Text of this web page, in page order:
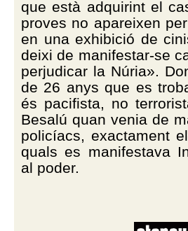
que està adquirint el
proves no apareixen
en una exhibició de
deixi de manifestar-se
perjudicar la Núria».
de 26 anys que es
és pacifista, no
Besalú quan venia de
policíacs, exactament
quals es manifestava
al poder.